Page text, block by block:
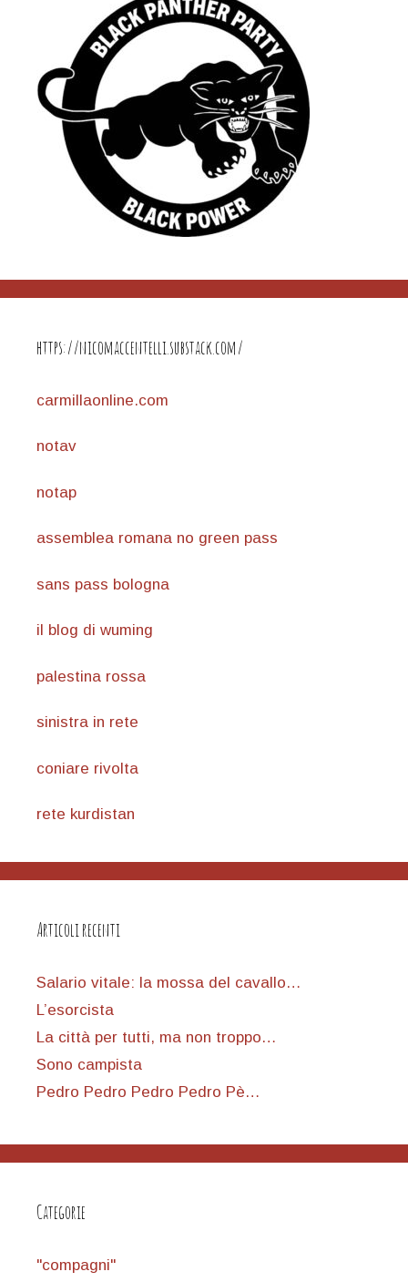
https://nicomaccentelli.substack.com/
carmillaonline.com
notav
notap
assemblea romana no green pass
sans pass bologna
il blog di wuming
palestina rossa
sinistra in rete
coniare rivolta
rete kurdistan
Articoli recenti
Salario vitale: la mossa del cavallo…
L’esorcista
La città per tutti, ma non troppo…
Sono campista
Pedro Pedro Pedro Pedro Pè…
Categorie
"compagni"